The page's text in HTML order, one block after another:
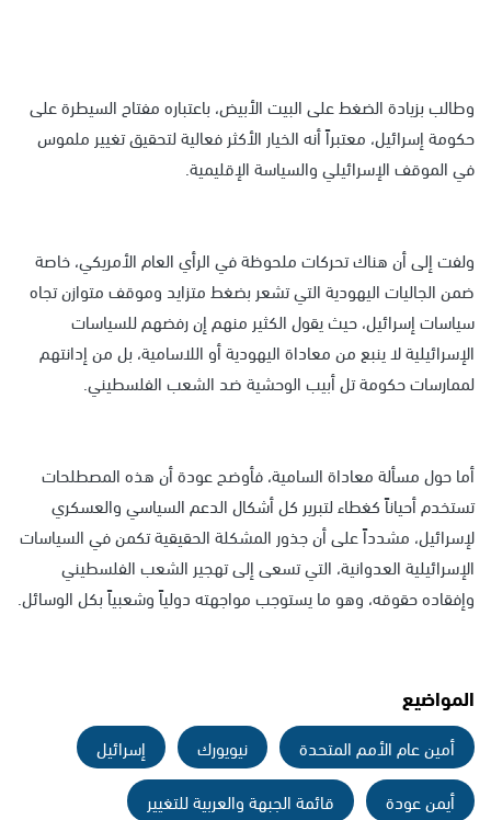
وطالب بزيادة الضغط على البيت الأبيض، باعتباره مفتاح السيطرة على
حكومة إسرائيل، معتبراً أنه الخيار الأكثر فعالية لتحقيق تغيير ملموس
في الموقف الإسرائيلي والسياسة الإقليمية.
ولفت إلى أن هناك تحركات ملحوظة في الرأي العام الأمريكي، خاصة
ضمن الجاليات اليهودية التي تشعر بضغط متزايد وموقف متوازن تجاه
سياسات إسرائيل، حيث يقول الكثير منهم إن رفضهم للسياسات
الإسرائيلية لا ينبع من معاداة اليهودية أو اللاسامية، بل من إدانتهم
لممارسات حكومة تل أبيب الوحشية ضد الشعب الفلسطيني.
أما حول مسألة معاداة السامية، فأوضح عودة أن هذه المصطلحات
تستخدم أحياناً كغطاء لتبرير كل أشكال الدعم السياسي والعسكري
لإسرائيل، مشدداً على أن جذور المشكلة الحقيقية تكمن في السياسات
الإسرائيلية العدوانية، التي تسعى إلى تهجير الشعب الفلسطيني
وإفقاده حقوقه، وهو ما يستوجب مواجهته دولياً وشعبياً بكل الوسائل.
المواضيع
أمين عام الأمم المتحدة نيويورك
إسرائيل
أيمن عودة
قائمة الجبهة والعربية للتغيير